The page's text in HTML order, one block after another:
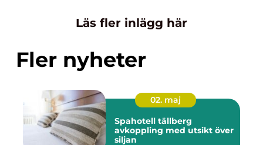
Läs fler inlägg här
Fler nyheter
02. maj
Spahotell tällberg
avkoppling med utsikt över
siljan